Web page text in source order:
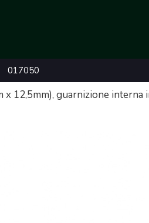
017050
12,5mm), guarnizione interna